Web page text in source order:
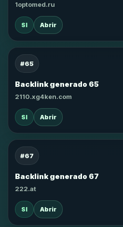
1optomed.ru
SI Abrir
#65
Backlink generado 65
2110.xg4ken.com
SI Abrir
#67
Backlink generado 67
222.at
SI Abrir